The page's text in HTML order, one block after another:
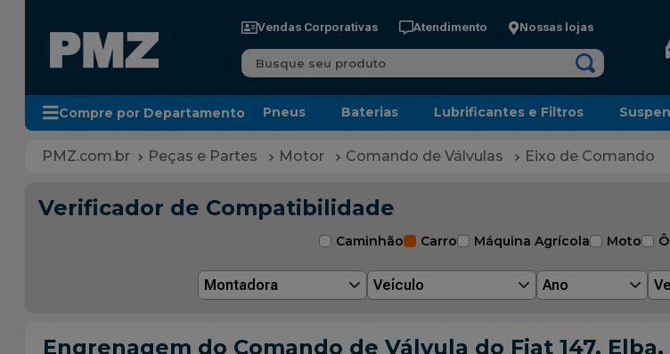
Vendas Corporativas Atendimento Nossas lojas
Busque seu produto
Compre por Departamento Pneus Baterias Lubrificantes e Filtros
Peças e Partes Motor Comando de Válvulas Eixo de Comando
Verificador de Compatibilidade
Caminhão Carro Máquina Agrícola Moto
Montadora Veículo Ano
Engrenagem do Comando de Válvula do Fiat 147,